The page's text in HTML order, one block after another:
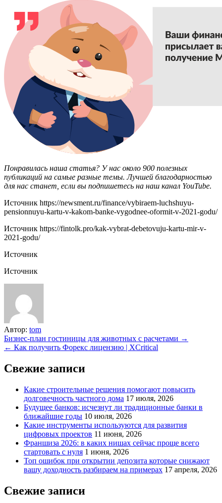
Понравилась наша статья? У нас около 900 полезных
публикаций на самые разные темы. Лучшей благодарностью
для нас станет, если вы подпишетесь на наш канал YouTube.
Источник https://newsment.ru/finance/vybiraem-luchshuyu-
pensionnuyu-kartu-v-kakom-banke-vygodnee-oformit-v-2021-godu/
Источник https://fintolk.pro/kak-vybrat-debetovuju-kartu-mir-v-
2021-godu/
Источник
Источник
Автор: tom
Навигация
по
записям
Бизнес-план гостиницы для животных с расчетами →
← Как получить Форекс лицензию | XCritical
Свежие записи
Какие строительные решения помогают повысить
долговечность частного дома 17 июля, 2026
Будущее банков: исчезнут ли традиционные банки в
ближайшие годы 10 июля, 2026
Какие инструменты используются для развития
цифровых проектов 11 июня, 2026
Франшиза 2026: в каких нишах сейчас проще всего
стартовать с нуля 1 июня, 2026
Топ ошибок при открытии депозита которые снижают
вашу доходность разбираем на примерах 17 апреля, 2026
Свежие записи